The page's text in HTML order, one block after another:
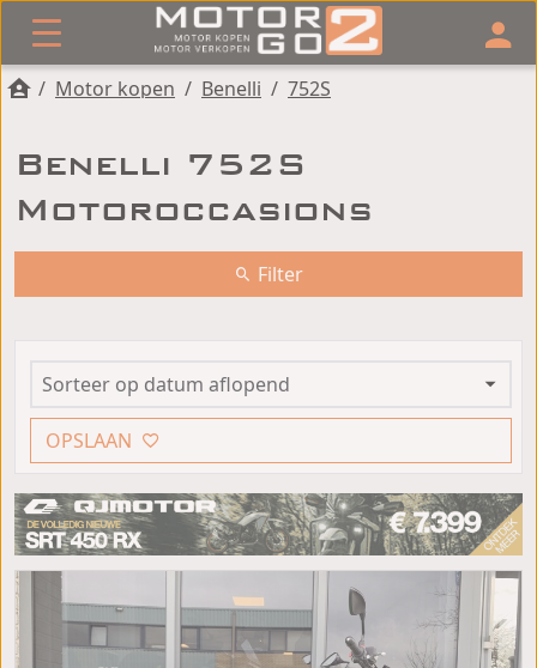
/ Motor kopen / Benelli / 752S
Benelli 752S
Motoroccasions
Filter
OPSLAAN